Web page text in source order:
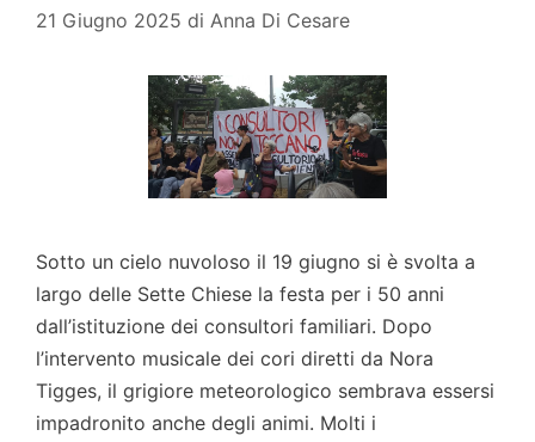
21 Giugno 2025 di Anna Di Cesare
Sotto un cielo nuvoloso il 19 giugno si è svolta a
largo delle Sette Chiese la festa per i 50 anni
dall’istituzione dei consultori familiari. Dopo
l’intervento musicale dei cori diretti da Nora
Tigges, il grigiore meteorologico sembrava essersi
impadronito anche degli animi. Molti i